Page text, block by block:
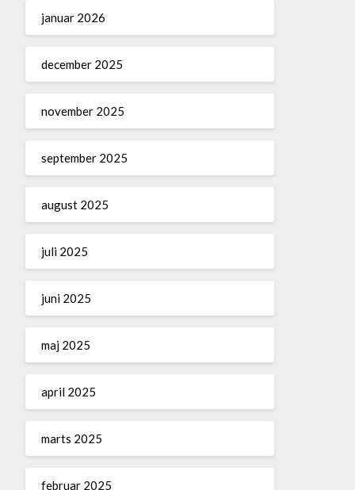
januar 2026
december 2025
november 2025
september 2025
august 2025
juli 2025
juni 2025
maj 2025
april 2025
marts 2025
februar 2025